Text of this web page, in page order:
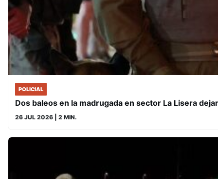
POLICIAL
Dos baleos en la madrugada en sector La Lisera
26 JUL 2026 | 2 MIN.